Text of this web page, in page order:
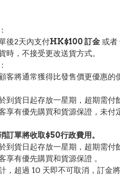
：
後2天內支付HK$100 訂金 或者
時，不接受更改送貨方式。
客將通常獲得比發售價更優惠的
到貨日起存放一星期，超期需付
享有優先購買和貨源保證，未付
訂單將收取$50行政費用。
到貨日起存放一星期，超期需付
享有優先購買和貨源保證 。
，超過 10 天即不可取消，訂金將